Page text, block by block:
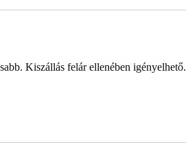
Kiszállás felár ellenében igényelhető.